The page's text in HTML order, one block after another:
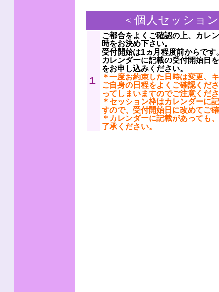
＜個人セッショ
１
ご都合をよくご確認の上、カレ
時をお決め下さい。
受付開始は1ヵ月程度前からです
カレンダーに記載の受付開始日
をお申し込みください。
＊一度お約束した日時は変更、
ご自身の日程をよくご確認くだ
ってしまいますのでご注意くだ
＊セッション枠はカレンダーに
すので、受付開始日に改めてご
＊カレンダーに記載があっても
了承ください。